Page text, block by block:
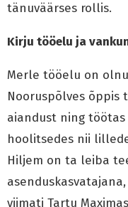
tänuväärses rollis.
Kirju tööelu ja
Merle tööelu on
Nooruspõlves õppis
aiandust ning
hoolitsedes nii
Hiljem on ta leiba
viimati Tartu